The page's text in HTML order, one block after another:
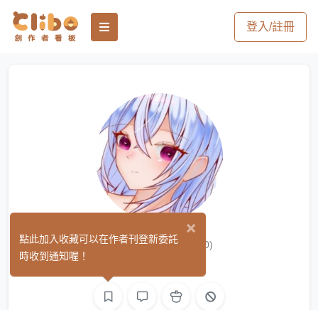
登入/註冊
神秘黑衣人 (0)
×
點此加入收藏可以在作者刊登新委託
時收到通知喔！